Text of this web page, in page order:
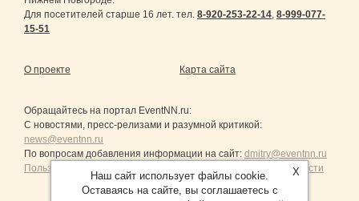
Для посетителей старше 16 лет. тел. 8-920-253-22-14 8-999-077-
15-51
О проекте Карта сайта
Обращайтесь на портал EventNN.ru:
С новостями, пресс-релизами и разумной критикой:
news@eventnn.ru
По вопросам добавления информации на сайт: dmitry@eventnn.ru
Пользовательское Соглашение и политика конфиденциальности
X
Наш сайт использует файлы cookie.
Оставаясь на сайте, вы соглашаетесь с